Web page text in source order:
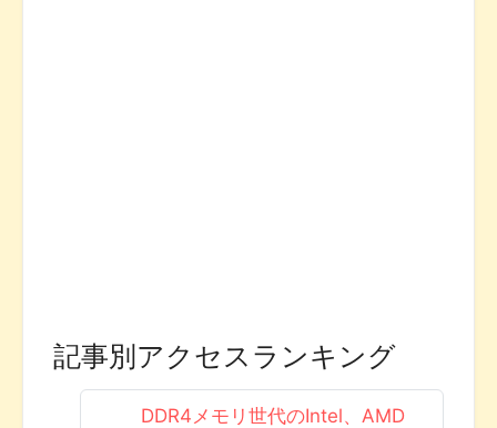
記事別アクセスランキング
DDR4メモリ世代のIntel、AMD